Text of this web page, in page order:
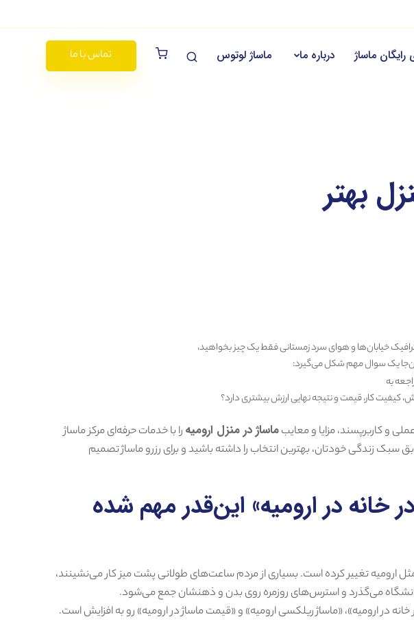
ماساژ لوتوس درباره ما ماساژ تماس با ما
بهتر
خیابان‌ها و هوای سرد زمستانی فقط یک چیز بخواهید،
یک سوال مهم شکل می‌گیرد:
به
کیفیت کار، قیمت و نتیجه نهایی ارزش بیشتری دارد؟
و کاربرپسند، مزایا و معایبماساژ در منزل ارومیه را با خدمات حرفه‌ای مرکز ماساژ
سبک زندگی خودتان، بهترین انتخاب را داشته باشید و برای رزرو ماساژ تصمیم
خانه در ارومیه» این‌قدر مهم شده
ارومیه تغییر کرده است. بسیاری از مردم ساعت‌های طولانی پشت میز کار می‌نشینند،
دانشگاه می‌گذرد و استرس‌های روزمره روی بدن و ذهنشان جمع می‌شود.
در ارومیه»، «ماساژ ریلکسی ارومیه» و «قیمت ماساژ در ارومیه» رو به افزایش است.